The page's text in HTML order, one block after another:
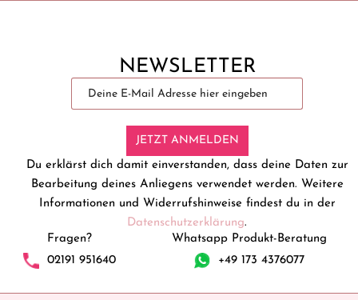
NEWSLETTER
JETZT ANMELDEN
Du erklärst dich damit einverstanden, dass deine Daten zur
Bearbeitung deines Anliegens verwendet werden. Weitere
Informationen und Widerrufshinweise findest du in der
Datenschutzerklärung.
Fragen?
02191 951640
Whatsapp Produkt-Beratung
+49 173 4376077